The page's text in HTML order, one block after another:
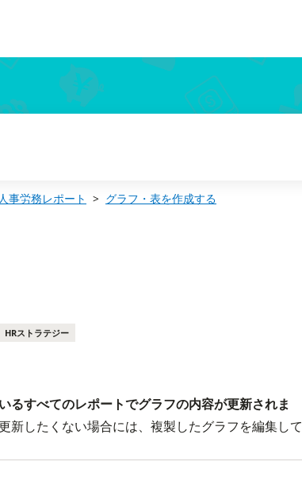
人事労務レポート グラフ・表を作成する
HRストラテジー
るすべてのレポートでグラフの内容が更新されま
新したくない場合には、複製したグラフを編集して